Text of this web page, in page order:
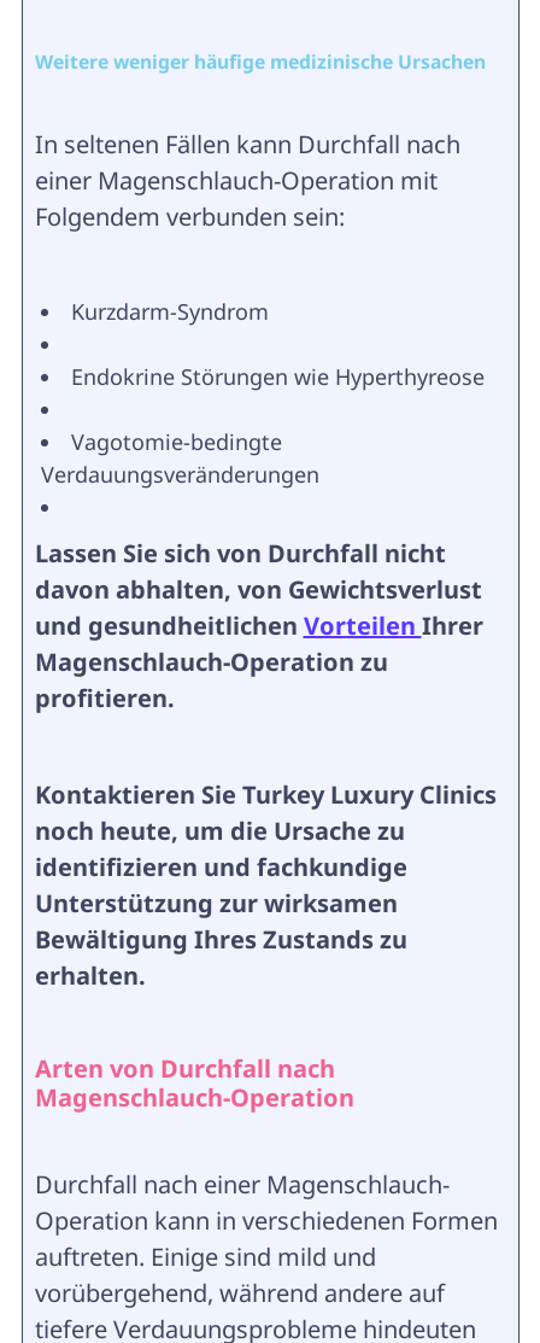
Weitere weniger häufige medizinische Ursachen
In seltenen Fällen kann Durchfall nach
einer Magenschlauch-Operation mit
Folgendem verbunden sein:
Kurzdarm-Syndrom
Endokrine Störungen wie Hyperthyreose
Vagotomie-bedingte
Verdauungsveränderungen
Lassen Sie sich von Durchfall nicht
davon abhalten, von Gewichtsverlust
und gesundheitlichen Vorteilen Ihrer
Magenschlauch-Operation zu
profitieren.
Kontaktieren Sie Turkey Luxury Clinics
noch heute, um die Ursache zu
identifizieren und fachkundige
Unterstützung zur wirksamen
Bewältigung Ihres Zustands zu
erhalten.
Arten von Durchfall nach
Magenschlauch-Operation
Durchfall nach einer Magenschlauch-
Operation kann in verschiedenen Formen
auftreten. Einige sind mild und
vorübergehend, während andere auf
tiefere Verdauungsprobleme hindeuten